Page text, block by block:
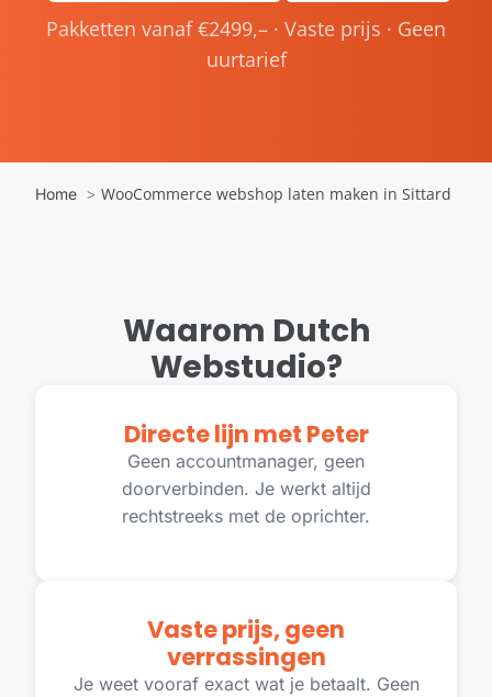
Pakketten vanaf €2499,– · Vaste prijs · Geen
uurtarief
Home WooCommerce webshop laten maken in Sittard
Waarom Dutch
Webstudio?
Directe lijn met Peter
Geen accountmanager, geen
doorverbinden. Je werkt altijd
rechtstreeks met de oprichter.
Vaste prijs, geen
verrassingen
Je weet vooraf exact wat je betaalt. Geen